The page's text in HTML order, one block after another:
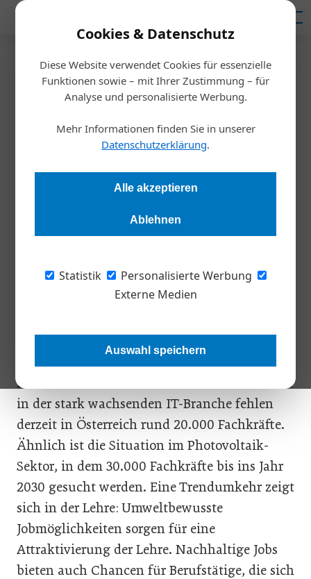
Cookies & Datenschutz
Diese Website verwendet Cookies für essenzielle
Funktionen sowie – mit Ihrer Zustimmung – für
Analyse und personalisierte Werbung.
Mehr Informationen finden Sie in unserer
Datenschutzerklärung.
Alle akzeptieren
Ablehnen
Statistik
Personalisierte Werbung
Externe Medien
Auswahl speichern
Startseite/Ausbildung
Nachhaltigkeit
WKW bildet
Energieeffizienzberater*innen
aus
nach ISO Norm 50001.
Präsident der Wirtschaftskammer Wien. Allein
in der stark wachsenden IT-Branche fehlen
derzeit in Österreich rund 20.000 Fachkräfte.
Ähnlich ist die Situation im Photovoltaik-
Sektor, in dem 30.000 Fachkräfte bis ins Jahr
2030 gesucht werden. Eine Trendumkehr zeigt
sich in der Lehre: Umweltbewusste
Jobmöglichkeiten sorgen für eine
Attraktivierung der Lehre. Nachhaltige Jobs
bieten auch Chancen für Berufstätige, die sich